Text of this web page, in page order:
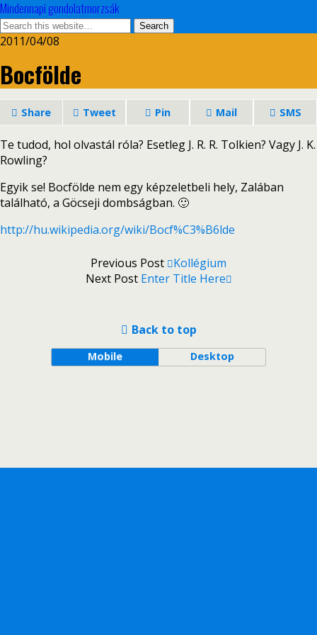
Mindennapi gondolatmorzsák
2011/04/08
Bocfölde
Share Tweet Pin Mail SMS
Te tudod, hol olvastál róla? Esetleg J. R. R. Tolkien? Vagy J. K.
Rowling?
Egyik se! Bocfölde nem egy képzeletbeli hely, Zalában
található, a Göcseji dombságban. 🙂
http://hu.wikipedia.org/wiki/Bocf%C3%B6lde
Previous Post
Kollégium
Next Post Enter Title Here
Back to top
Mobile Desktop